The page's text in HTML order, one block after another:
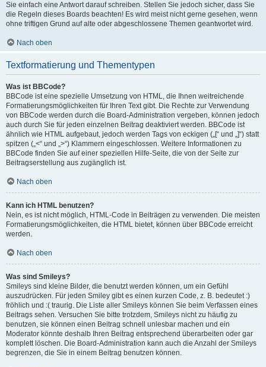
Sie einfach eine Antwort darauf schreiben. Stellen Sie jedoch sicher, dass Sie
die Regeln dieses Boards beachten! Es wird meist nicht gerne gesehen, wenn
ohne triftigen Grund auf alte oder abgeschlossene Themen geantwortet wird.
Nach oben
Textformatierung und Thementypen
Was ist BBCode?
BBCode ist eine spezielle Umsetzung von HTML, die Ihnen weitreichende
Formatierungsmöglichkeiten für Ihren Text gibt. Die Rechte zur Verwendung
von BBCode werden durch die Board-Administration vergeben, können jedoch
auch durch Sie für jeden einzelnen Beitrag deaktiviert werden. BBCode ist
ähnlich wie HTML aufgebaut, jedoch werden Tags von eckigen („[“ und „]“) statt
spitzen („<“ und „>“) Klammern eingeschlossen. Weitere Informationen zu
BBCode finden Sie auf einer speziellen Hilfe-Seite, die von der Seite zur
Beitragserstellung aus zugänglich ist.
Nach oben
Kann ich HTML benutzen?
Nein, es ist nicht möglich, HTML-Code in Beiträgen zu verwenden. Die meisten
Formatierungsmöglichkeiten, die HTML bietet, können über BBCode erreicht
werden.
Nach oben
Was sind Smileys?
Smileys sind kleine Bilder, die benutzt werden können, um ein Gefühl
auszudrücken. Für jeden Smiley gibt es einen kurzen Code, z. B. bedeutet :)
fröhlich und :( traurig. Die Liste aller Smileys können Sie beim Verfassen eines
Beitrags sehen. Versuchen Sie bitte trotzdem, Smileys nicht zu häufig zu
benutzen, sie können einen Beitrag schnell unlesbar machen und ein
Moderator könnte deshalb Ihren Beitrag entsprechend überarbeiten oder gar
komplett löschen. Die Board-Administration kann auch die Anzahl der Smileys
begrenzen, die Sie in einem Beitrag benutzen können.